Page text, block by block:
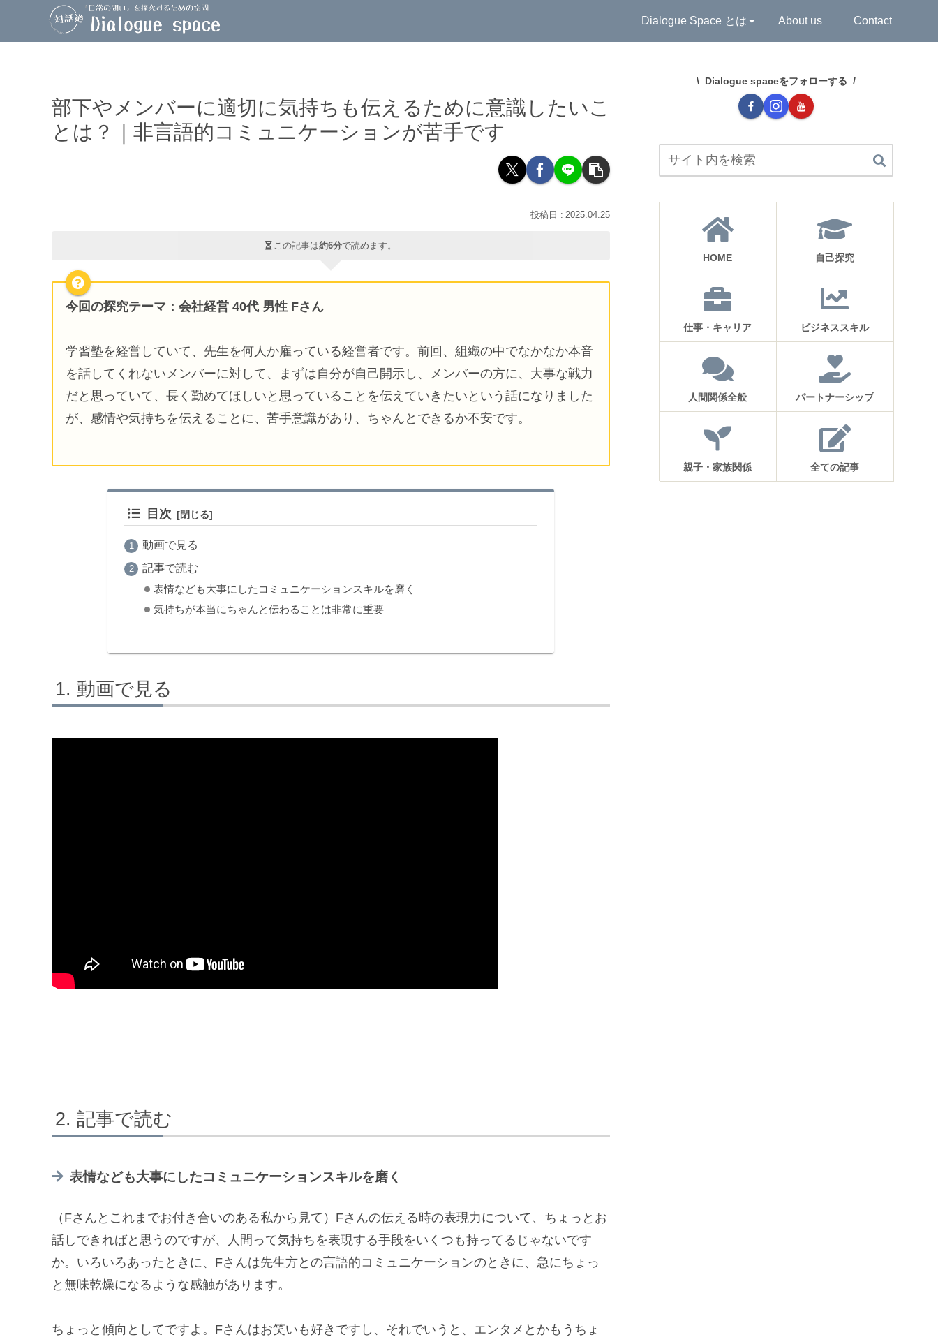
Dialogue Space とは About us Contact
部下やメンバーに適切に気持ちも伝えるために意識したいこ
とは？｜非言語的コミュニケーションが苦手です
2025.04.25
この記事は約6分で読めます。
今回の探究テーマ ：会社経営 40代 男性 Fさん
学習塾を経営していて、先生を何人か雇っている経営者です。前回、組織の中でなかなか本音
を話してくれないメンバーに対して、まずは自分が自己開示し、メンバーの方に、大事な戦力
だと思っていて、長く勤めてほしいと思っていることを伝えていきたいという話になりました
が、感情や気持ちを伝えることに、苦手意識があり、ちゃんとできるか不安です。
目次
動画で見る
記事で読む
表情なども大事にしたコミュニケーションスキルを磨く
気持ちが本当にちゃんと伝わることは非常に重要
動画で見る
記事で読む
表情なども大事にしたコミュニケーションスキルを磨く
（Fさんとこれまでお付き合いのある私から見て）Fさんの伝える時の表現力について、ちょっとお
話しできればと思うのですが、人間って気持ちを表現する手段をいくつも持ってるじゃないです
か。いろいろあったときに、Fさんは先生方との言語的コミュニケーションのときに、急にちょっ
と無味乾燥になるような感触があります。
ちょっと傾向としてですよ。Fさんはお笑いも好きですし、それでいうと、エンタメとかもうちょ
Dialogue spaceをフォローする
HOME 自己探究
仕事・キャリア ビジネススキル
人間関係全般 パートナーシップ
親子・家族関係 全ての記事